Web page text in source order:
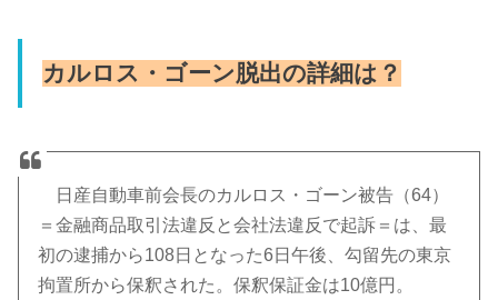
カルロス・ゴーン脱出の詳細は？
日産自動車前会長のカルロス・ゴーン被告（64）
＝金融商品取引法違反と会社法違反で起訴＝は、最
初の逮捕から108日となった6 日午後、勾留先の東京
拘置所から保釈された。保釈保証金は10億円。